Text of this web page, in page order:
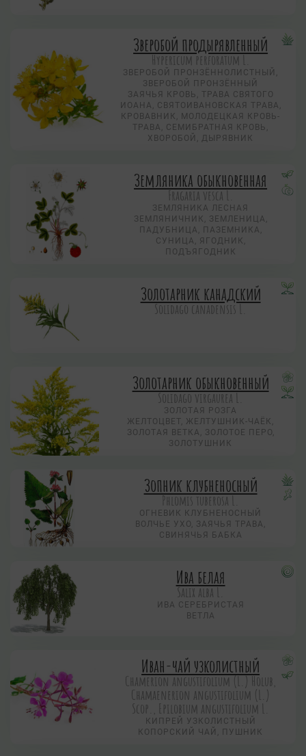
Зверобой продырявленный
Hypericum perforatum L.
ЗВЕРОБОЙ ПРОНЗЁННОЛИСТНЫЙ,
ЗВЕРОБОЙ ПРОНЗЁННЫЙ
ЗАЯЧЬЯ КРОВЬ, ТРАВА СВЯТОГО
ИОАНА, СВЯТОИВАНОВСКАЯ ТРАВА,
КРОВАВНИК, МОЛОДЕЦКАЯ КРОВЬ-
ТРАВА, СЕМИБРАТНАЯ КРОВЬ,
ХВОРОБОЙ, ДЫРЯВНИК
Земляника обыкновенная
Fragaria vesca L.
ЗЕМЛЯНИКА ЛЕСНАЯ
ЗЕМЛЯНИЧНИК, ЗЕМЛЕНИЦА,
ПАДУБНИЦА, ПАЗЕМНИКА,
СУНИЦА, ЯГОДНИК,
ПОДЪЯГОДНИК
Золотарник канадский
Solidago canadensis L.
Золотарник обыкновенный
Solidago virgaurea L.
ЗОЛОТАЯ РОЗГА
ЖЕЛТОЦВЕТ, ЖЕЛТУШНИК-ЧАЁК,
ЗОЛОТАЯ ВЕТКА, ЗОЛОТОЕ ПЕРО,
ЗОЛОТУШНИК
Зопник клубненосный
Phlomis tuberosa L.
ОГНЕВИК КЛУБНЕНОСНЫЙ
ВОЛЧЬЕ УХО, ЗАЯЧЬЯ ТРАВА,
СВИНЯЧЬЯ БАБКА
Ива белая
Salix alba L.
ИВА СЕРЕБРИСТАЯ
ВЕТЛА
Иван-чай узколистный
Chamerion angustifolium (L.) Holub,
Chamaenerion angustifolium (L.)
Scop., Epilobium angustifolium L.
КИПРЕЙ УЗКОЛИСТНЫЙ
КОПОРСКИЙ ЧАЙ, ПУШНИК